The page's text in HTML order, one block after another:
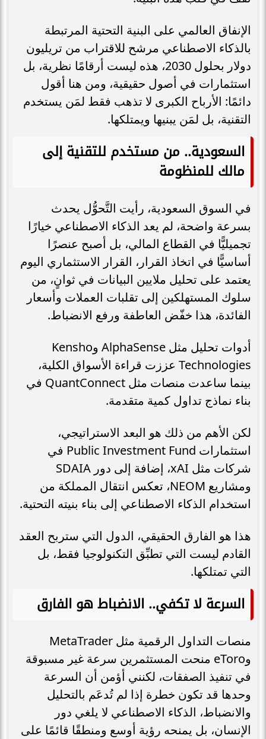
الإنفاق العالمي على البنية التحتية المرتبطة
بالذكاء الاصطناعي مرشح للاقتراب من تريليون
دولار بحلول 2030، هذه ليست أرقامًا نظرية، بل
استثمارات في أصول حقيقية، ومن هنا أقول
دائمًا: الأرباح الكبرى لا تذهب فقط لمَن يستخدم
التقنية، بل لمَن يبنيها ويمتلكها.
السعودية.. من مستخدم للتقنية إلى
مالك للمنظومة
في السوق السعودية، رأيت التَّحوُّل يحدث
بسرعة واضحة، لم يعد الذكاء الاصطناعي خيارًا
تجميليًّا في القطاع المالي، بل أصبح عنصرًا
أساسيًّا في اتخاذ القرار، القرار الاستثماري اليوم
يعتمد على تحليل ملايين البيانات في ثوانٍ، من
سلوك المستهلكين إلى تقلبات العملات وأسعار
الفائدة، هذا خفّض العاطفة ورفع الانضباط.
أدوات تحليل مثل AlphaSense وKensho
Technologies عززت قراءة الأسواق الكلية،
بينما ساعدت منصات مثل QuantConnect في
بناء نماذج تداول كمية متقدمة.
لكن الأهم من ذلك هو البعد الاستراتيجي،
استثمارات Public Investment Fund في
شركات مثل xAI، إضافة إلى دور SDAIA
ومشاريع NEOM، تعكس انتقال المملكة من
استخدام الذكاء الاصطناعي إلى بناء بنيته التحتية.
هذا هو الفارق الحقيقي، الدول التي ستربح العقد
القادم ليست التي تطبِّق التكنولوجيا فقط، بل
التي تمتلكها.
السرعة لا تكفي.. الانضباط هو الفارق
منصات التداول الرقمية مثل MetaTrader
وeToro منحت المستثمرين سرعة غير مسبوقة
في تنفيذ الصفقات، لكنني أؤمن أن السرعة
وحدها قد تكون خطرة إذا لم تُدعَم بالتحليل
والانضباط، الذكاء الاصطناعي لا يلغي دور
الإنسان، بل يمنحه رؤية أوسع ومنطقًا قائمًا على